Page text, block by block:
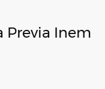
Previa Inem